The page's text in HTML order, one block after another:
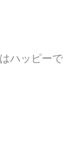
ハッピーで